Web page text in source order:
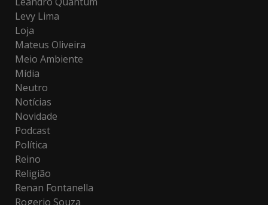
Levy Lima
Loja
Mateus Oliveira
Meio Ambiente
Mídia
Neutro
Notícias
Novidade
Podcast
Política
Reino
Religião
Renan Fontanella
Rogerio Souza